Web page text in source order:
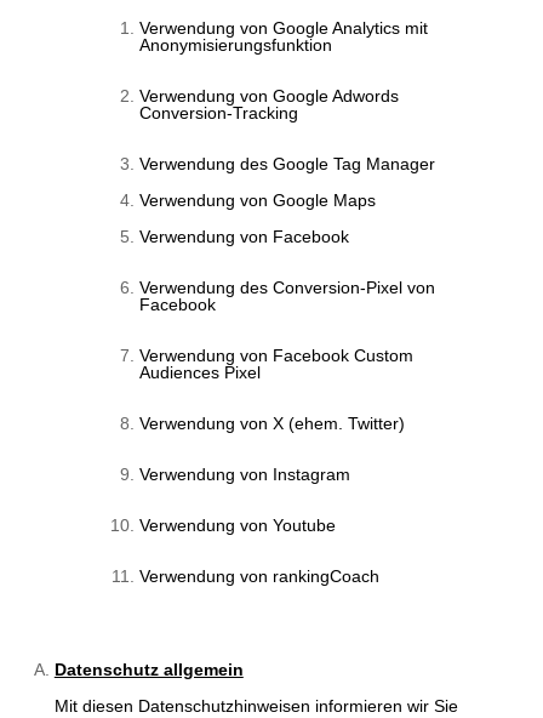
Verwendung von Google Analytics mit
Anonymisierungsfunktion
Verwendung von Google Adwords
Conversion-Tracking
Verwendung des Google Tag Manager
Verwendung von Google Maps
Verwendung von Facebook
Verwendung des Conversion-Pixel von
Facebook
Verwendung von Facebook Custom
Audiences Pixel
Verwendung von X (ehem. Twitter)
Verwendung von Instagram
Verwendung von Youtube
Verwendung von rankingCoach
Datenschutz allgemein
Mit diesen Datenschutzhinweisen informieren wir Sie